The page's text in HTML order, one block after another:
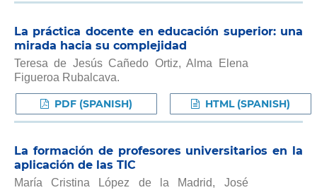
La práctica docente en educación superior: una
mirada hacia su complejidad
Teresa de Jesús Cañedo Ortiz, Alma Elena
Figueroa Rubalcava.
PDF (SPANISH) HTML (SPANISH)
La formación de profesores universitarios en la
aplicación de las TIC
María Cristina López de la Madrid, José